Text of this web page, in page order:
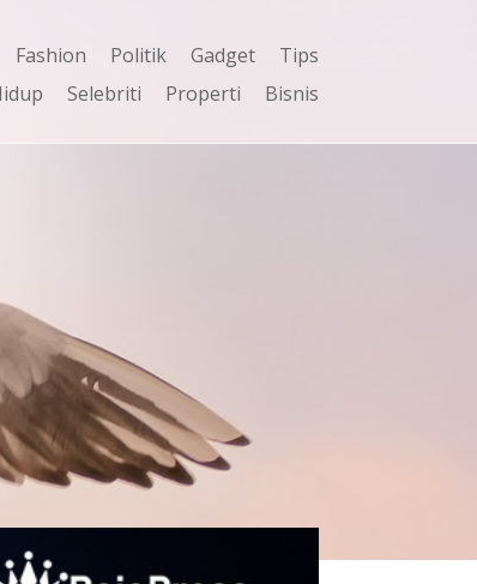
Fashion Politik Gadget
Tips
Selebriti Properti Bisnis